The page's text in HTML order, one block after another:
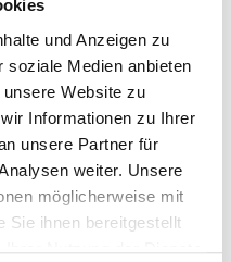
und Anzeigen zu
soziale Medien anbieten
Website zu
Informationen zu Ihrer
unsere Partner für
weiter. Unsere
möglicherweise mit
Sie ihnen bereitgestellt
Nutzung der Dienste